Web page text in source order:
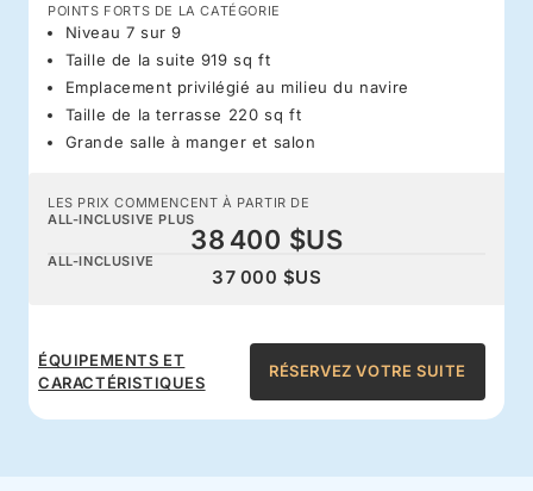
POINTS FORTS DE LA CATÉGORIE
Niveau 7 sur 9
Taille de la suite 919 sq ft
Emplacement privilégié au milieu du navire
Taille de la terrasse 220 sq ft
Grande salle à manger et salon
LES PRIX COMMENCENT À PARTIR DE
ALL-INCLUSIVE PLUS
38 400 $US
ALL-INCLUSIVE
37 000 $US
ÉQUIPEMENTS ET
CARACTÉRISTIQUES
RÉSERVEZ VOTRE SUITE